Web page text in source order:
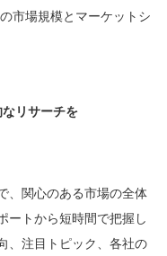
市場規模とマーケットシ
リサーチを
、関心のある市場の全体
ートから短時間で把握し
、注目トピック、各社の